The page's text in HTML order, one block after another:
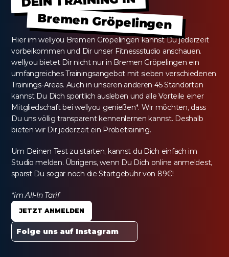
Bremen Gröpelingen
Hier im wellyou Bremen Gröpelingen kannst Du jederzeit
vorbeikommen und Dir unser Fitnessstudio anschauen.
wellyou bietet Dir nicht nur in Bremen Gröpelingen ein
umfangreiches Trainingsangebot mit sieben verschiedenen
Trainings-Areas. Auch in unseren anderen 45 Standorten
kannst Du Dich sportlich ausleben und alle Vorteile einer
Mitgliedschaft bei wellyou genießen*. Wir möchten, dass
Du uns völlig transparent kennenlernen kannst. Deshalb
bieten wir Dir jederzeit ein Probetraining.
Um Deinen Test zu starten, kannst du Dich einfach im
Studio melden. Übrigens, wenn Du Dich online anmeldest,
sparst Du sogar noch die Startgebühr von 89€!
*im All-In Tarif
JETZT ANMELDEN
Folge uns auf Instagram